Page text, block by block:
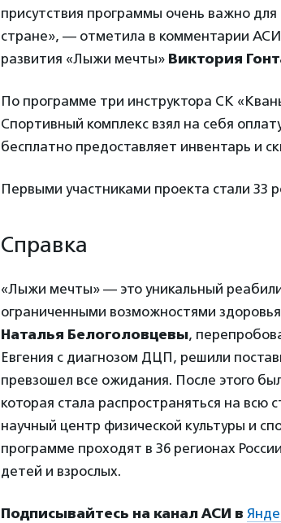
присутствия программы очень важно
стране», — отметила в комментарии АСИ
развития «Лыжи мечты» Виктория
По программе три инструктора СК
Спортивный комплекс взял на себя
бесплатно предоставляет инвентарь и
Первыми участниками проекта стали 33
Справка
«Лыжи мечты» — это уникальный
ограниченными возможностями
Наталья Белоголовцевы,
Евгения с диагнозом ДЦП, решили
превзошел все ожидания. После этого
которая стала распространяться на
научный центр физической культуры и
программе проходят в 36 регионах
детей и взрослых.
Подписывайтесь на канал АСИ в